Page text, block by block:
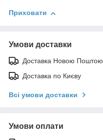
Приховати
Умови доставки
Доставка Новою Поштою
Доставка по Києву
Всі умови доставки
Умови оплати